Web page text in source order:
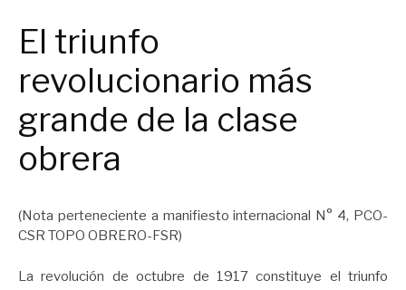
El triunfo
revolucionario más
grande de la clase
obrera
(Nota perteneciente a manifiesto internacional N° 4, PCO-
CSR TOPO OBRERO-FSR)
La revolución de octubre de 1917 constituye el triunfo